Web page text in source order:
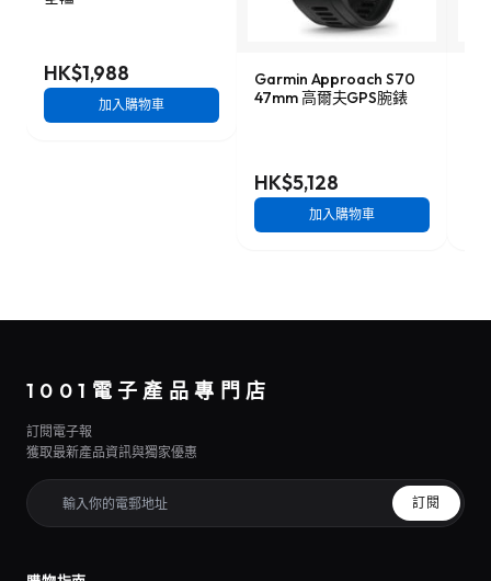
手環
HK$1,988
加入購物車
Garmin Approach S70
47mm 高爾夫GPS腕錶
HK$5,128
加入購物車
1001電子產品專門店
訂閱電子報
獲取最新產品資訊與獨家優惠
訂閱